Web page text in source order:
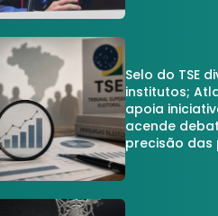
Selo do TSE
institutos;
apoia
acende
precisão das